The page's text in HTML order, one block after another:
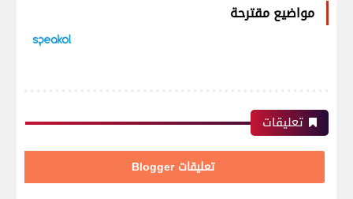
مواضيع مقترحة
تعليقات
تعليقات Blogger